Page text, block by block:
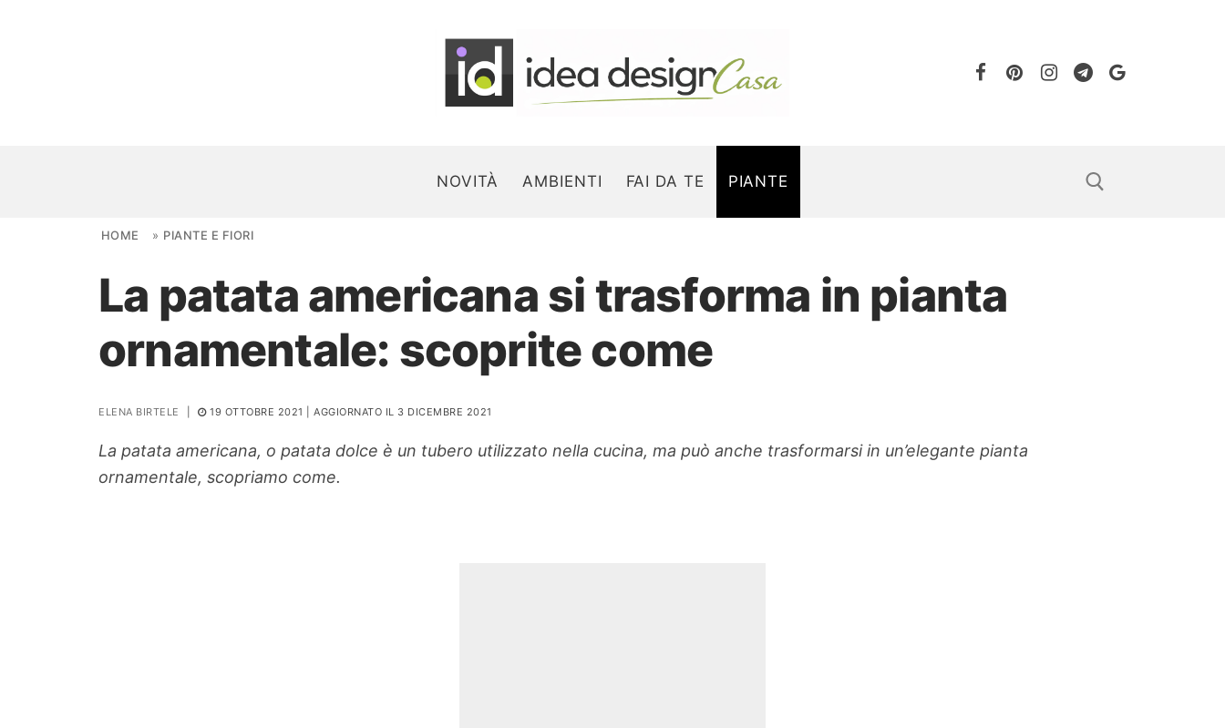
NOVITÀ AMBIENTI FAI DA TE PIANTE
Search for:
NOVITÀ
AMBIENTI
Ortaggio
Search for:
HOME » PIANTE E FIORI
La patata americana si trasforma in pianta
ornamentale: scoprite come
ELENA BIRTELE 19 OTTOBRE 2021 | AGGIORNATO IL 3 DICEMBRE 2021
La patata americana, o patata dolce è un tubero utilizzato nella cucina, ma può anche trasformarsi in un’elegante pianta
ornamentale, scopriamo come.